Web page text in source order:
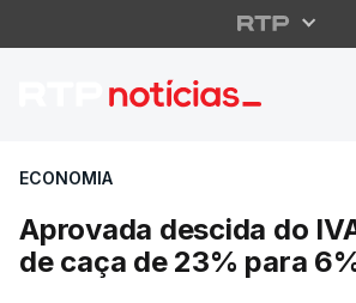
Aprovada
ECONOMIA
Aprovada descida do
de caça de 23% para